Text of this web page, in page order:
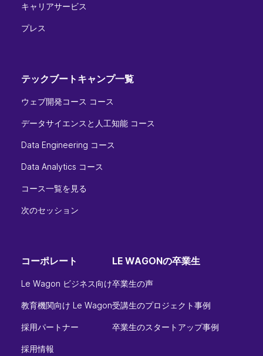
キャリアサービス
プレス
テックブートキャンプ一覧
ウェブ開発コース コース
データサイエンスと人工知能 コース
Data Engineering コース
Data Analytics コース
コース一覧を見る
次のセッション
コーポレート
Le Wagon ビジネス向け
教育機関向け Le Wagon
採用パートナー
採用情報
LE WAGONの卒業生
卒業生の声
受講生のプロジェクト事例
卒業生のスタートアップ事例